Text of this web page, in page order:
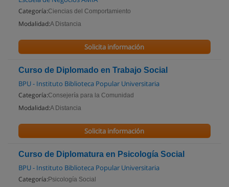
Categoría:Ciencias del Comportamiento
Modalidad:A Distancia
Solicita información
Curso de Diplomado en Trabajo Social
BPU - Instituto Biblioteca Popular Universitaria
Categoría:Consejería para la Comunidad
Modalidad:A Distancia
Solicita información
Curso de Diplomatura en Psicología Social
BPU - Instituto Biblioteca Popular Universitaria
Categoría: Psicología Social